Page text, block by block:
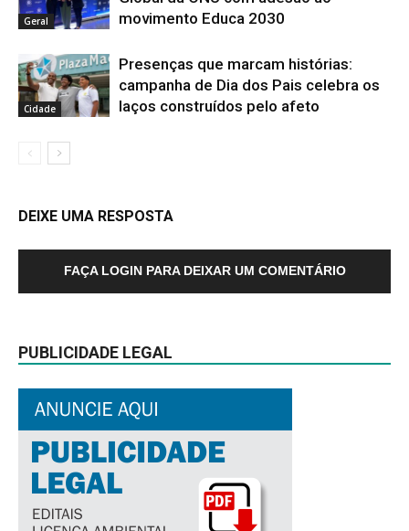
Geral
movimento Educa 2030
Cidade
Presenças que marcam histórias:
campanha de Dia dos Pais celebra os
laços construídos pelo afeto
DEIXE UMA RESPOSTA
FAÇA LOGIN PARA DEIXAR UM COMENTÁRIO
PUBLICIDADE LEGAL